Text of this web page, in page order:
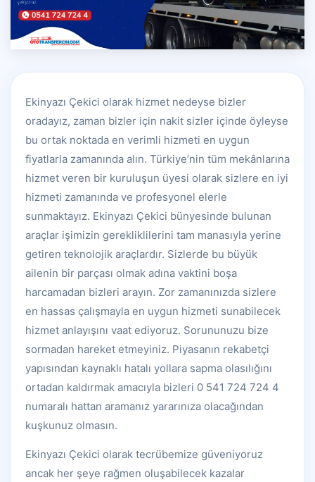
Ekinyazı Çekici olarak hizmet nedeyse bizler
oradayız, zaman bizler için nakit sizler içinde öyleyse
bu ortak noktada en verimli hizmeti en uygun
fiyatlarla zamanında alın. Türkiye’nin tüm mekânlarına
hizmet veren bir kuruluşun üyesi olarak sizlere en iyi
hizmeti zamanında ve profesyonel elerle
sunmaktayız. Ekinyazı Çekici bünyesinde bulunan
araçlar işimizin gerekliklilerini tam manasıyla yerine
getiren teknolojik araçlardır. Sizlerde bu büyük
ailenin bir parçası olmak adına vaktini boşa
harcamadan bizleri arayın. Zor zamanınızda sizlere
en hassas çalışmayla en uygun hizmeti sunabilecek
hizmet anlayışını vaat ediyoruz. Sorununuzu bize
sormadan hareket etmeyiniz. Piyasanın rekabetçi
yapısından kaynaklı hatalı yollara sapma olasılığını
ortadan kaldırmak amacıyla bizleri 0 541 724 724 4
numaralı hattan aramanız yararınıza olacağından
kuşkunuz olmasın.
Ekinyazı Çekici olarak tecrübemize güveniyoruz
ancak her şeye rağmen oluşabilecek kazalar